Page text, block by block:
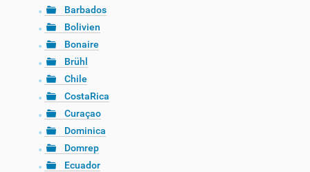
Barbados
Bolivien
Bonaire
Brühl
Chile
CostaRica
Curaçao
Dominica
Domrep
Ecuador